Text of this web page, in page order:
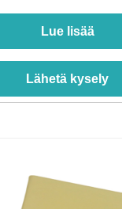
Lue lisää
Lähetä kysely